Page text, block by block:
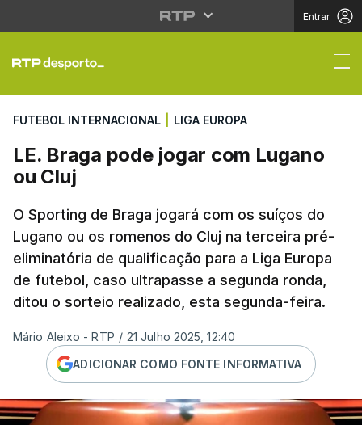
Entrar
LE. Braga pode jogar
FUTEBOL INTERNACIONAL LIGA EUROPA
LE. Braga pode jogar com Lugano
ou Cluj
O Sporting de Braga jogará com os suíços do
Lugano ou os romenos do Cluj na terceira pré-
eliminatória de qualificação para a Liga Europa
de futebol, caso ultrapasse a segunda ronda,
ditou o sorteio realizado, esta segunda-feira.
Mário Aleixo - RTP / 21 Julho 2025, 12:40
ADICIONAR COMO FONTE INFORMATIVA